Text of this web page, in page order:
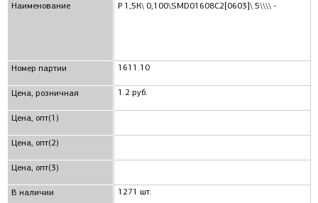
Наименование
Номер партии
Цена, розничная
Цена, опт(1)
Цена, опт(2)
Цена, опт(3)
В наличии
Р 1,5К\ 0,100\SMD01608C2[0603]\ 5\\\\ -
1611.10
1.2 руб.
1271 шт.